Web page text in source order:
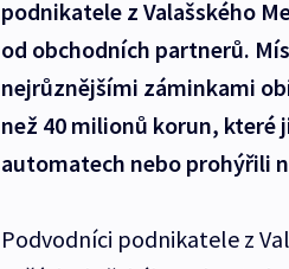
podnikatele z Valašského
od obchodních partnerů.
nejrůznějšími záminkami
než 40 milionů korun,
automatech nebo prohýřili
Podvodníci podnikatele z